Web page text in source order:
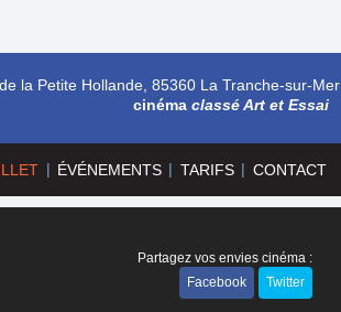
| ÉVÉNEMENTS | TARIFS | CONTACT
la Petite Hollande, 85360 La Tranche-sur-Mer
cinéma classé Art et Essai
Partagez vos envies cinéma :
Facebook
Twitter